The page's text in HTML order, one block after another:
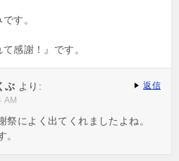
す。
感謝！』です。
ぶ より:
AM
祭によく出てくれましたよね。
。
返信